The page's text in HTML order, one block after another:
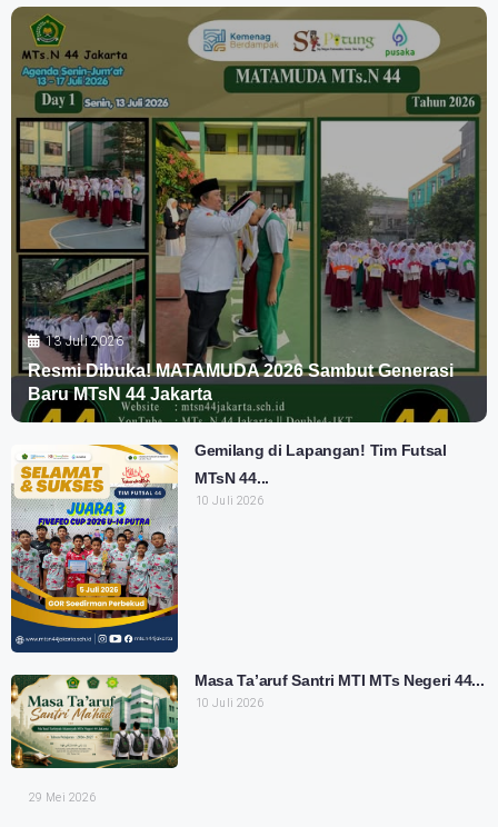
13 Juli 2026
Resmi Dibuka! MATAMUDA 2026 Sambut Generasi
Baru MTsN 44 Jakarta
Gemilang di Lapangan! Tim Futsal
MTsN 44...
10 Juli 2026
Masa Ta’aruf Santri MTI MTs Negeri 44...
10 Juli 2026
29 Mei 2026